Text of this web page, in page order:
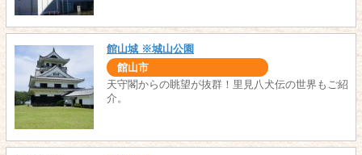
館山城 ※城山公園
館山市
天守閣からの眺望が抜群！里見八犬伝の世界もご紹
介。